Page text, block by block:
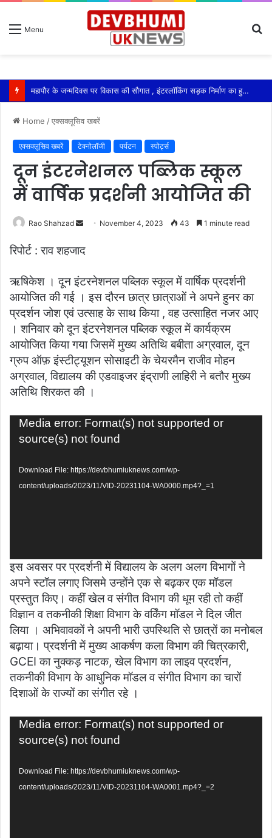
Menu
महापौर के जन्मदिवस पर विकास की सौगात , इंटरलॉकिंग सड़क निर्माण का हुआ शुभारंभ
Home /एक्सक्लूसिव खबरें
एक्सक्लूसिव खबरें टेक्नोलॉजी पर्यटन स्पोर्ट्स
दून इंटरनेशनल पब्लिक स्कूल
में वार्षिक प्रदर्शनी आयोजित की
Rao Shahzad
Send
email
November 4, 2023 43 1 minute read
रिपोर्ट : राव शहजाद
ऋषिकेश । दून इंटरनेशनल पब्लिक स्कूल में वार्षिक प्रदर्शनी
आयोजित की गई । इस दौरन छात्र छात्राओं ने अपने हुनर का
प्रदर्शन जोश एवं उत्साह के साथ किया , वह उत्साहित नजर आए
। शनिवार को दून इंटरनेशनल पब्लिक स्कूल में कार्यक्रम
आयोजित किया गया जिसमें मुख्य अतिथि बबीता अग्रवाल, दून
ग्रुप ऑफ़ इंस्टीट्यूशन सोसाइटी के चेयरमैन राजीव मोहन
अग्रवाल, विद्यालय की एडवाइजर इंद्राणी लाहिरी ने बतौर मुख्य
अतिथि शिरकत की ।
Video
Player
Media error: Format(s) not supported or
source(s) not found
Download File: https://devbhumiuknews.com/wp-
content/uploads/2023/11/VID-20231104-WA0000.mp4?_=1
इस अवसर पर प्रदर्शनी में विद्यालय के अलग अलग विभागों ने
अपने स्टॉल लगाए जिसमे उन्होंने एक से बढ़कर एक मॉडल
प्रस्तुत किए। कहीं खेल व संगीत विभाग की धूम रही तो कहीं
विज्ञान व तकनीकी शिक्षा विभाग के वर्किंग मॉडल ने दिल जीत
लिया । अभिवावकों ने अपनी भारी उपस्थिति से छात्रों का मनोबल
बढ़ाया। प्रदर्शनी में मुख्य आकर्षण कला विभाग की चित्रकारी,
GCEI का नुक्कड़ नाटक, खेल विभाग का लाइव प्रदर्शन,
तकनीकी विभाग के आधुनिक मॉडल व संगीत विभाग का चारों
दिशाओं के राज्यों का संगीत रहे ।
Video
Player
Media error: Format(s) not supported or
source(s) not found
Download File: https://devbhumiuknews.com/wp-
content/uploads/2023/11/VID-20231104-WA0001.mp4?_=2